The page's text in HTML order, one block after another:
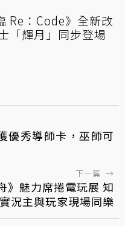
Re：Code》全新改
「輝月」同步登場
優秀導師卡，巫師可
下一篇 →
》魅力席捲電玩展 知
況主與玩家現場同樂